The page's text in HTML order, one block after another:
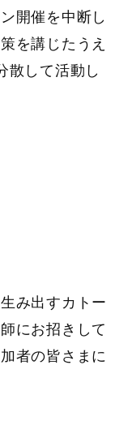
開催を中断し
を講じたうえ
散して活動し
み出すカトー
にお招きして
者の皆さまに